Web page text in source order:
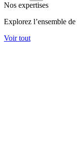
Nos expertises
Explorez l’ensemble
Voir tout